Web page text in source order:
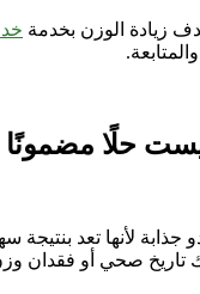
زيادة الوزن بخدمة
حلًا مضمونًا
جذابة لأنها تعد
تاريخ صحي أو فقدان